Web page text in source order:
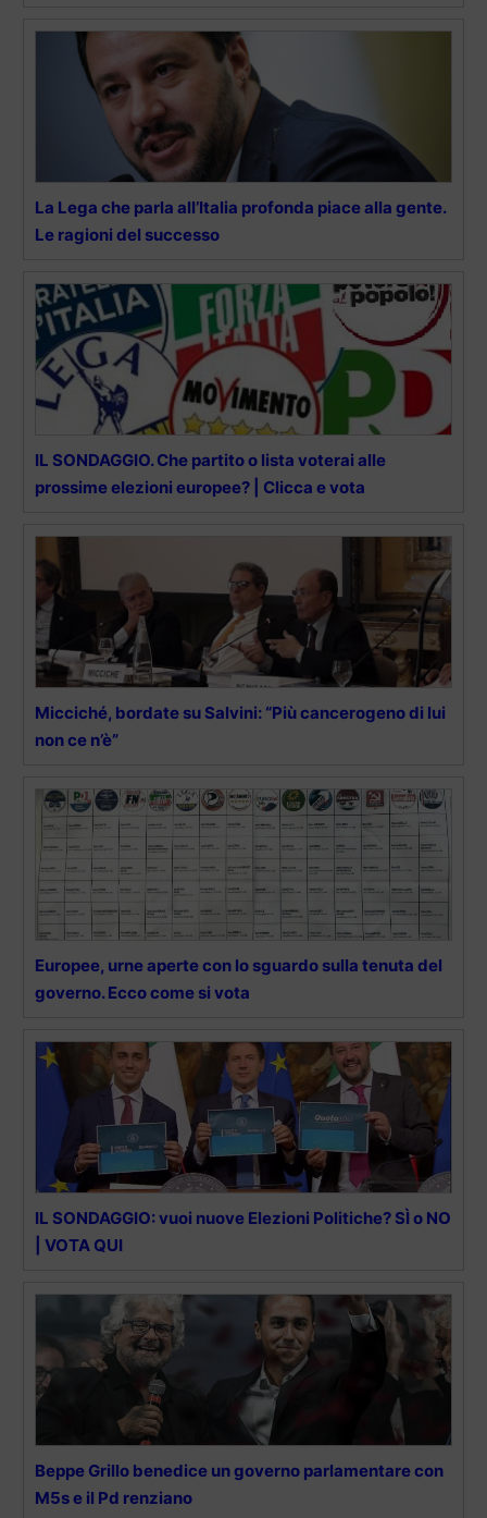
La Lega che parla all’Italia profonda piace alla gente.
Le ragioni del successo
IL SONDAGGIO. Che partito o lista voterai alle
prossime elezioni europee? | Clicca e vota
Micciché, bordate su Salvini: “Più cancerogeno di lui
non ce n’è”
Europee, urne aperte con lo sguardo sulla tenuta del
governo. Ecco come si vota
IL SONDAGGIO: vuoi nuove Elezioni Politiche? SÌ o NO
| VOTA QUI
Beppe Grillo benedice un governo parlamentare con
M5s e il Pd renziano